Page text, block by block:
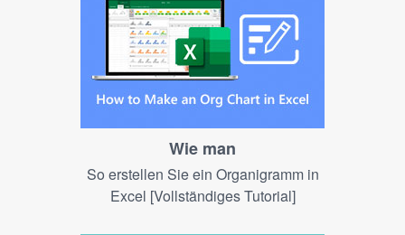
Wie man
So erstellen Sie ein Organigramm in
Excel [Vollständiges Tutorial]